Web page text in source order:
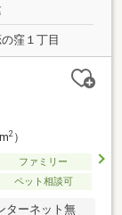
窪１丁目
2）
ファミリー
ペット相談可
ーネット無